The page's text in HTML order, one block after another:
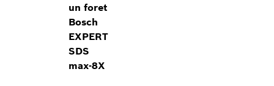
un foret
Bosch
EXPERT
SDS
max-8X